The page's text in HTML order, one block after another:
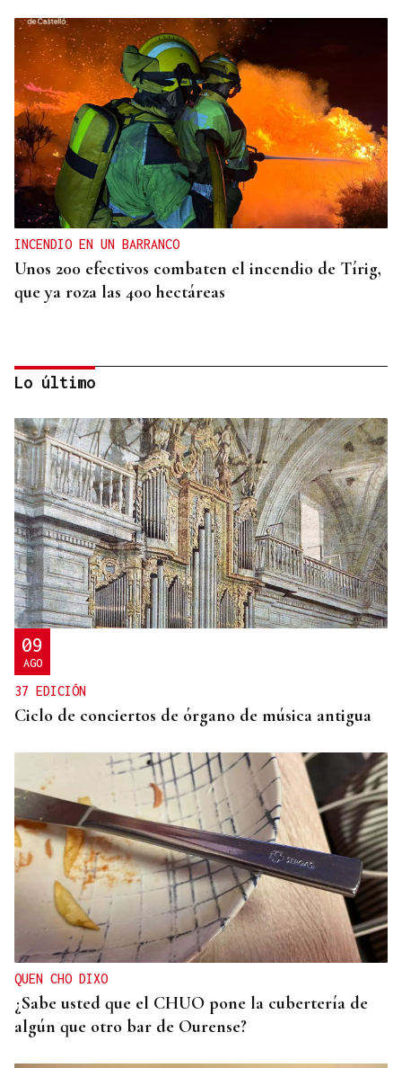
INCENDIO EN UN BARRANCO
Unos 200 efectivos combaten el incendio de Tírig,
que ya roza las 400 hectáreas
PERSECUCIÓN MARÍTIMA
Intervenidos más de 800 kilos de cocaína en Punta
Umbría
Lo último
09
AGO
37 EDICIÓN
Ciclo de conciertos de órgano de música antigua
QUEN CHO DIXO
¿Sabe usted que el CHUO pone la cubertería de
algún que otro bar de Ourense?